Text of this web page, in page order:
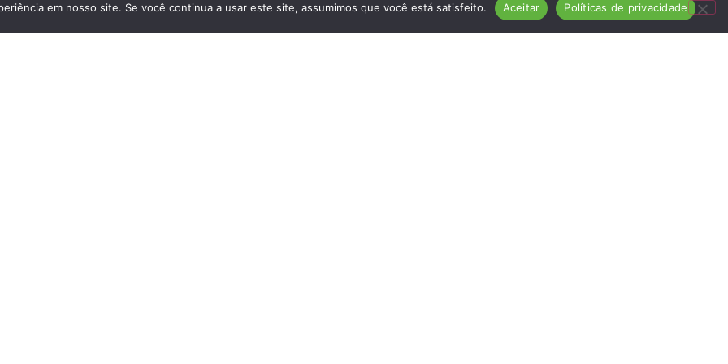
em nosso site. Se você continua a usar este site, assumimos que você está satisfeito. Aceitar Políticas de privacidade